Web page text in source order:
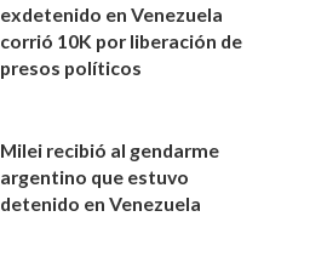
exdetenido en Venezuela
corrió 10K por liberación de
presos políticos
Milei recibió al gendarme
argentino que estuvo
detenido en Venezuela